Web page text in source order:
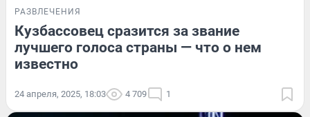
РАЗВЛЕЧЕНИЯ
Кузбассовец сразится за звание
лучшего голоса страны — что о нем
известно
24 апреля, 2025, 18:03 4 709 1